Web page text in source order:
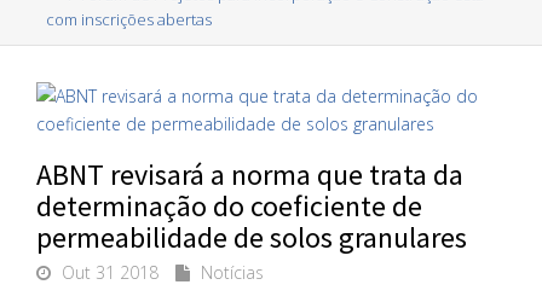
com inscrições abertas
ABNT revisará a norma que trata da
determinação do coeficiente de
permeabilidade de solos granulares
Out 31 2018
Notícias